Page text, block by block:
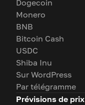
Dogecoin
Monero
BNB
Bitcoin Cash
USDC
Shiba Inu
Sur WordPress
Par télégramme
Prévisions de prix